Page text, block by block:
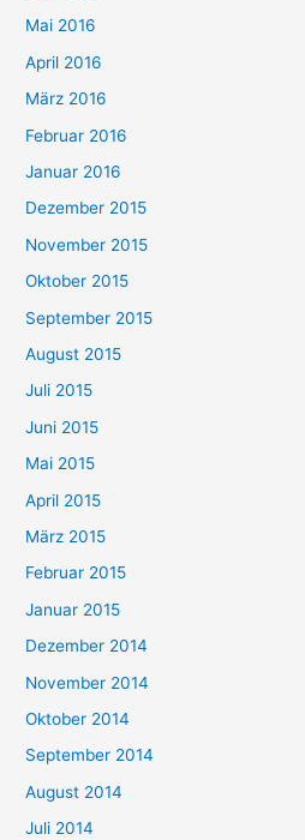
Mai 2016
April 2016
März 2016
Februar 2016
Januar 2016
Dezember 2015
November 2015
Oktober 2015
September 2015
August 2015
Juli 2015
Juni 2015
Mai 2015
April 2015
März 2015
Februar 2015
Januar 2015
Dezember 2014
November 2014
Oktober 2014
September 2014
August 2014
Juli 2014